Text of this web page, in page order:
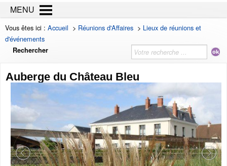
MENU
Vous êtes ici : Accueil > Réunions d'Affaires > Lieux de réunions et
d'événements
Rechercher
Auberge du Château Bleu